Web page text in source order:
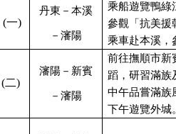
(一)
丹東－本溪
－瀋陽
乘船遊覽鴨綠
參觀「抗美援
乘車赴本溪，
(二)
瀋陽－新賓
－瀋陽
前往撫順市新
蹈，研習滿族
中午品嘗滿族
下午遊覽外城